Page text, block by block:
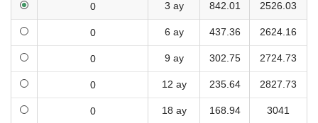
3 ay 842.01 2526.03
6 ay 437.36 2624.16
9 ay 302.75 2724.73
12 ay 235.64 2827.73
18 ay 168.94 3041